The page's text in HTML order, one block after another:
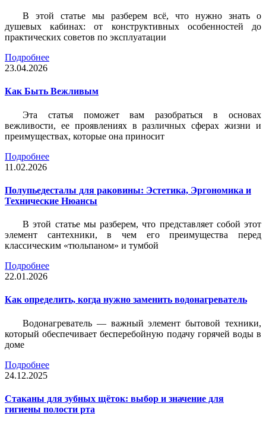
В этой статье мы разберем всё, что нужно знать о
душевых кабинах: от конструктивных особенностей до
практических советов по эксплуатации
Подробнее
23.04.2026
Как Быть Вежливым
Эта статья поможет вам разобраться в основах
вежливости, ее проявлениях в различных сферах жизни и
преимуществах, которые она приносит
Подробнее
11.02.2026
Полупьедесталы для раковины: Эстетика, Эргономика и
Технические Нюансы
В этой статье мы разберем, что представляет собой этот
элемент сантехники, в чем его преимущества перед
классическим «тюльпаном» и тумбой
Подробнее
22.01.2026
Как определить, когда нужно заменить водонагреватель
Водонагреватель — важный элемент бытовой техники,
который обеспечивает бесперебойную подачу горячей воды в
доме
Подробнее
24.12.2025
Стаканы для зубных щёток: выбор и значение для
гигиены полости рта